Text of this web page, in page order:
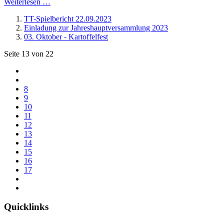
TT-Spielbericht 22.09.2023
Einladung zur Jahreshauptversammlung 2023
03. Oktober - Kartoffelfest
Seite 13 von 22
8
9
10
11
12
13
14
15
16
17
Quicklinks